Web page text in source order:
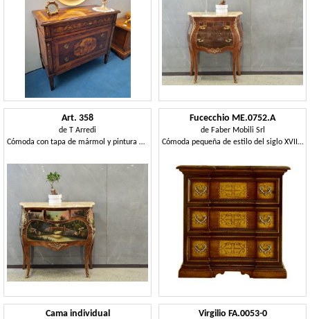
Art. 358
de T Arredi
Cómoda con tapa de mármol y pintura decorativa
Fucecchio ME.0752.A
de Faber Mobili Srl
Cómoda pequeña de estilo del siglo XVII con tres cajones con incrustaciones
Cama individual Virgilio FA.0053-0